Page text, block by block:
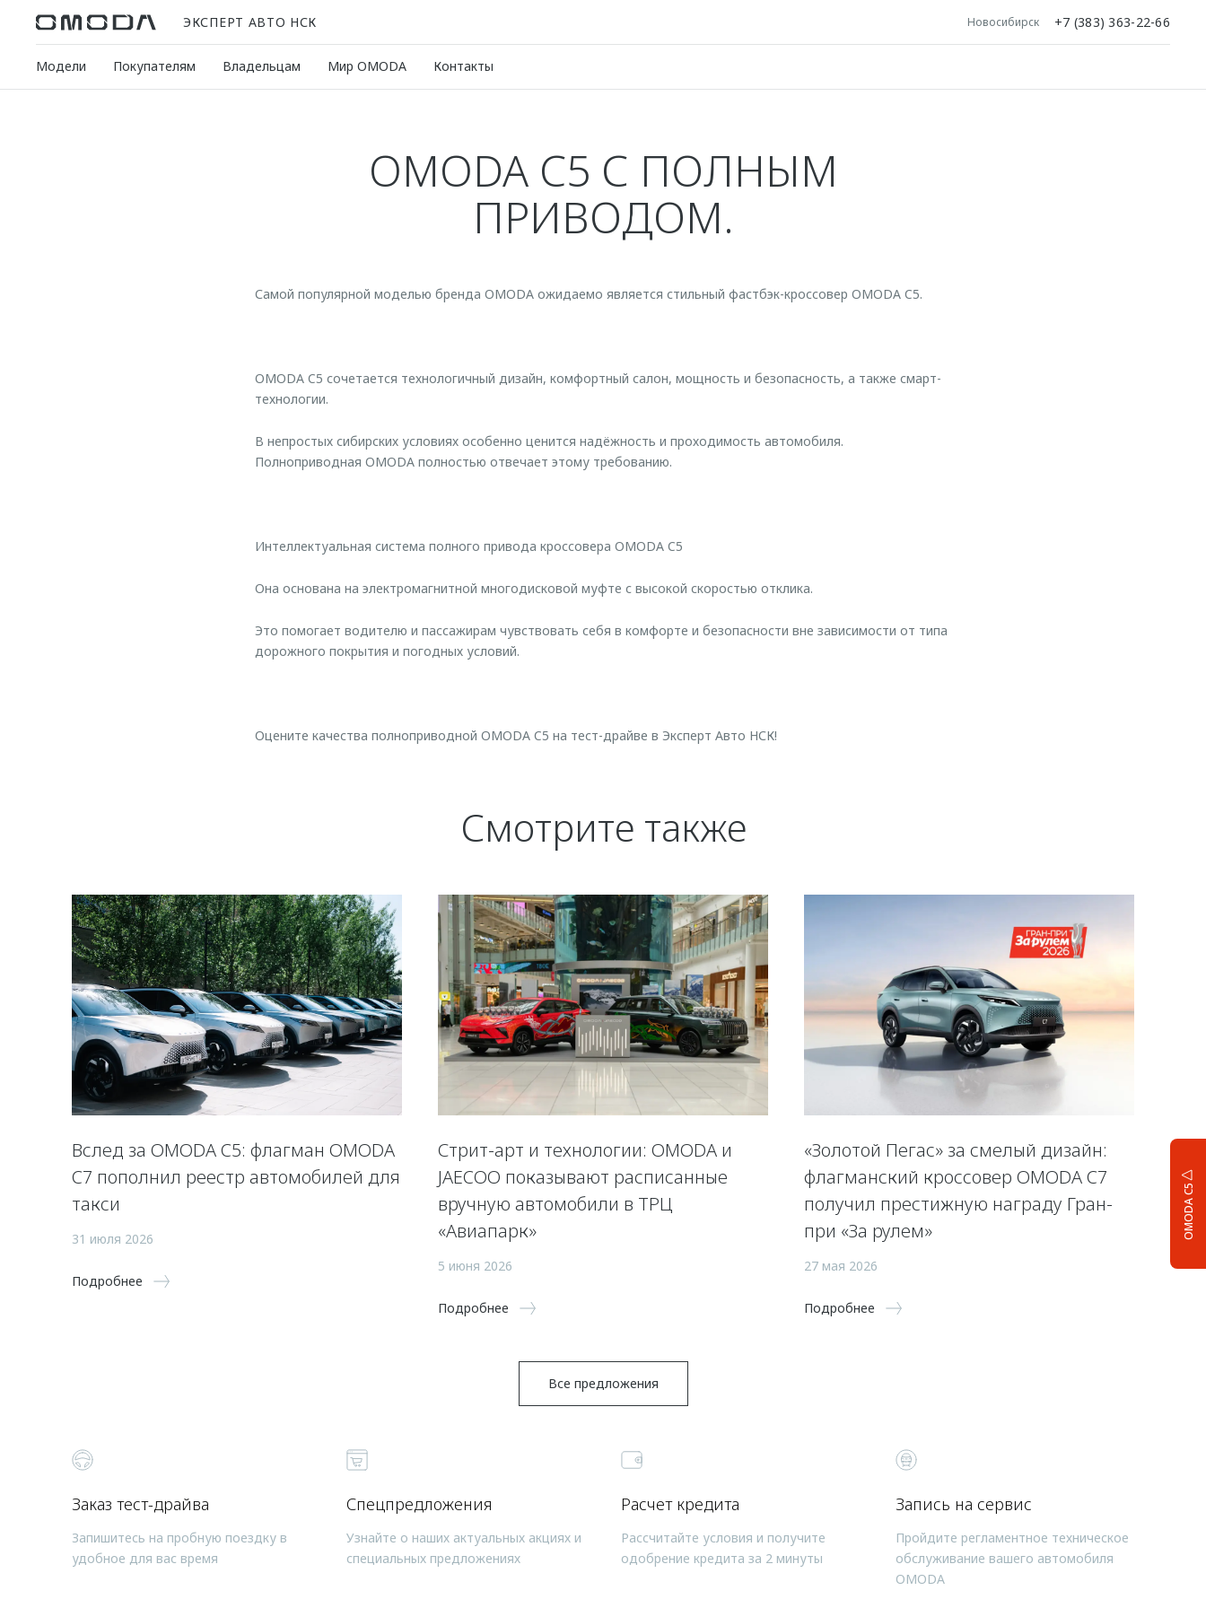
ЭКСПЕРТ АВТО НСК Новосибирск +7 (383) 363-22-66
Модели Покупателям Владельцам Мир OMODA Контакты
OMODA C5
OMODA C5 С ПОЛНЫМ
ПРИВОДОМ.
Самой популярной моделью бренда OMODA ожидаемо является стильный фастбэк-кроссовер OMODA C5.
OMODA C5 сочетается технологичный дизайн, комфортный салон, мощность и безопасность, а также смарт-
технологии.
В непростых сибирских условиях особенно ценится надёжность и проходимость автомобиля.
Полноприводная OMODA полностью отвечает этому требованию.
Интеллектуальная система полного привода кроссовера OMODA C5
Она основана на электромагнитной многодисковой муфте с высокой скоростью отклика.
Это помогает водителю и пассажирам чувствовать себя в комфорте и безопасности вне зависимости от типа
дорожного покрытия и погодных условий.
Оцените качества полноприводной OMODA C5 на тест-драйве в Эксперт Авто НСК!
Смотрите также
Вслед за OMODA C5: флагман OMODA
C7 пополнил реестр автомобилей для
такси
31 июля 2026
Подробнее
Стрит-арт и технологии: OMODA и
JAECOO показывают расписанные
вручную автомобили в ТРЦ
«Авиапарк»
5 июня 2026
Подробнее
«Золотой Пегас» за смелый дизайн:
флагманский кроссовер OMODA C7
получил престижную награду Гран-
при «За рулем»
27 мая 2026
Подробнее
Все предложения
Заказ тест-драйва
Запишитесь на пробную поездку в
удобное для вас время
Спецпредложения
Узнайте о наших актуальных акциях и
специальных предложениях
Расчет кредита
Рассчитайте условия и получите
одобрение кредита за 2 минуты
Запись на сервис
Пройдите регламентное техническое
обслуживание вашего автомобиля
OMODA